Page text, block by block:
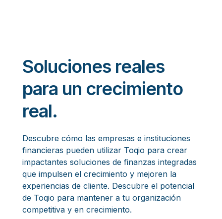
Soluciones reales
para un crecimiento
real.
Descubre cómo las empresas e instituciones
financieras pueden utilizar Toqio para crear
impactantes soluciones de finanzas integradas
que impulsen el crecimiento y mejoren la
experiencias de cliente. Descubre el potencial
de Toqio para mantener a tu organización
competitiva y en crecimiento.